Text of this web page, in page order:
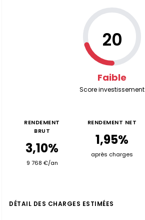
20
Faible
Score investissement
RENDEMENT
BRUT
3,10%
9 768 €/an
RENDEMENT NET
1,95%
après charges
DÉTAIL DES CHARGES ESTIMÉES